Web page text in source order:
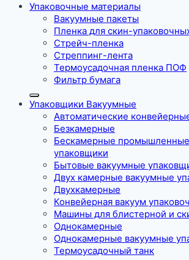
Упаковочные материалы
Вакуумные пакеты
Пленка для скин-
Стрейч-пленка
Стреппинг-лента
Термоусадочная пленка ПОФ
Фильтр бумага
Упаковщики Вакуумные
Автоматические
Безкамерные
Бескамерные
упаковщики
Бытовые вакуумные
Двух камерные вакуумные
Двухкамерные
Конвейерная вакуум
Машины для блистерной и
Однокамерные
Однокамерные вакуумные
Термоусадочный танк